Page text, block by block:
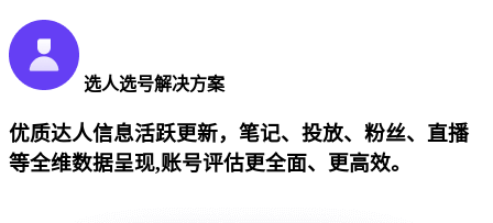
选人选号解决方案
优质达人信息活跃更新，笔记、投放、粉丝、直播
等全维数据呈现,账号评估更全面、更高效。